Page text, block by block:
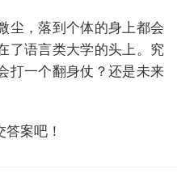
尘，落到个体的身上都会
了语言类大学的头上。究
打一个翻身仗？还是未来
案吧！